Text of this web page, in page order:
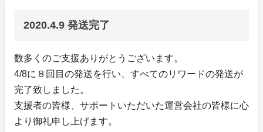
2020.4.9 発送完了
数多くのご支援ありがとうございます。
4/8に８回目の発送を行い、すべてのリワードの発送が
完了致しました。
支援者の皆様、サポートいただいた運営会社の皆様に心
より御礼申し上げます。